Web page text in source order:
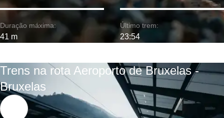
Duração máxima:
41 m
Último trem:
23:54
Trens na rota Aeroporto de Bruxelas -
Bruxelas